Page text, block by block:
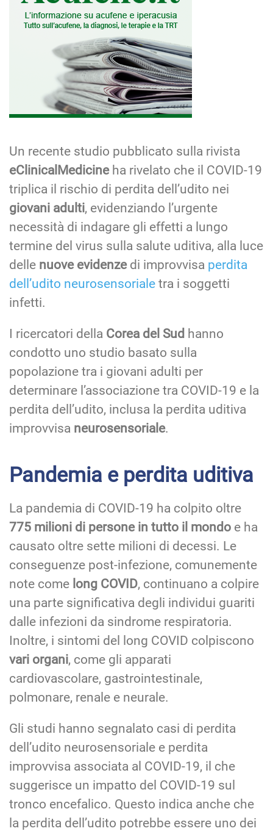
Un recente studio pubblicato sulla rivista
eClinicalMedicineha rivelato che il COVID-19
triplica il rischio di perdita dell’udito nei
giovani adulti, evidenziando l’urgente
necessità di indagare gli effetti a lungo
termine del virus sulla salute uditiva, alla luce
delle nuove evidenzedi improvvisa perdita
dell’udito neurosensoriale tra i soggetti
infetti.
I ricercatori della Corea del Sud hanno
condotto uno studio basato sulla
popolazione tra i giovani adulti per
determinare l’associazione tra COVID-19 e la
perdita dell’udito, inclusa la perdita uditiva
improvvisa neurosensoriale.
Pandemia e perdita uditiva
La pandemia di COVID-19 ha colpito oltre
775 milioni di persone in tutto il mondo e ha
causato oltre sette milioni di decessi. Le
conseguenze post-infezione, comunemente
note come long COVID, continuano a colpire
una parte significativa degli individui guariti
dalle infezioni da sindrome respiratoria.
Inoltre, i sintomi del long COVID colpiscono
vari organi, come gli apparati
cardiovascolare, gastrointestinale,
polmonare, renale e neurale.
Gli studi hanno segnalato casi di perdita
dell’udito neurosensoriale e perdita
improvvisa associata al COVID-19, il che
suggerisce un impatto del COVID-19 sul
tronco encefalico. Questo indica anche che
la perdita dell’udito potrebbe essere uno dei